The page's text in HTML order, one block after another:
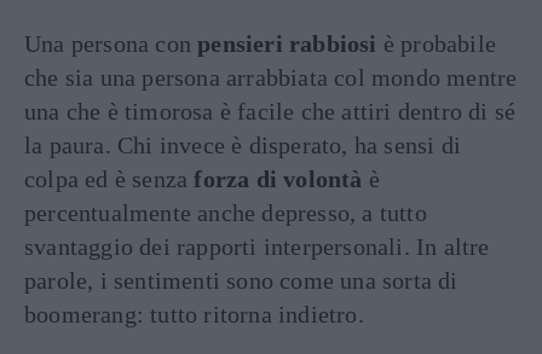
Una persona conpensieri rabbiosi è probabile
che sia una persona arrabbiata col mondo mentre
una che è timorosa è facile che attiri dentro di sé
la paura. Chi invece è disperato, ha sensi di
colpa ed è senzaforza di volontà è
percentualmente anche depresso, a tutto
svantaggio dei rapporti interpersonali. In altre
parole, i sentimenti sono come una sorta di
boomerang: tutto ritorna indietro.